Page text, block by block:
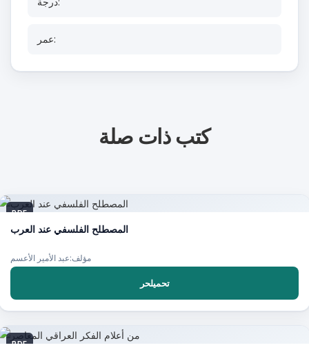
عمر:
كتب ذات صلة
PDF
المصطلح الفلسفي عند العرب
مؤلف:عبد الأمير الأعسم
تحميلحر
PDF